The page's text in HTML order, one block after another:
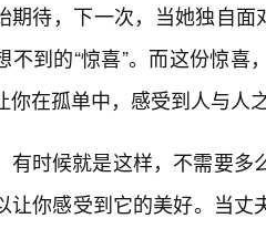
期待，下一次，当她独自面
不到的“惊喜”。而这份惊
你在孤单中，感受到人与人
有时候就是这样，不需要
让你感受到它的美好。当